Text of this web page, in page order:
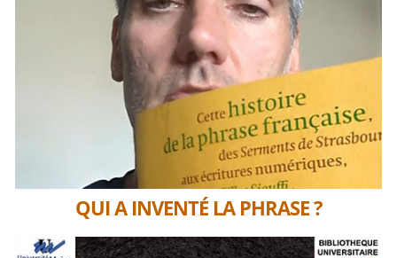
QUI A INVENTÉ LA PHRASE ?